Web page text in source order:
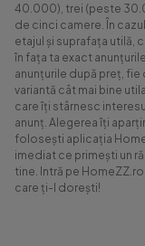
40.000), trei (peste
de cinci camere. În
etajul și suprafața utilă,
în fața ta exact
anunțurile după preț,
variantă cât mai bine
care îți stârnesc
anunț. Alegerea îți
folosești aplicația
imediat ce primești un
tine. Intră pe
care ți-l dorești!